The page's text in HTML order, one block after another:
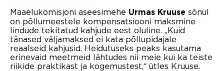
Maaelukomisjoni aseesimehe Urmas Kruuse sõnul
on põllumeestele kompensatsiooni maksmine
lindude tekitatud kahjude eest oluline. „Kuid
tänased väljamaksed ei kata põllupidajale
reaalseid kahjusid. Heidutuseks peaks kasutama
erinevaid meetmeid lähtudes nii meie kui ka teiste
riikide praktikast ja kogemustest,“ ütles Kruuse.